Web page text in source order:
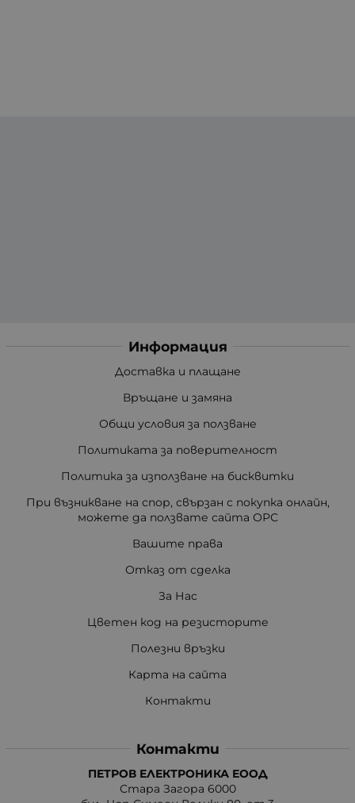
Информация
Доставка и плащане
Връщане и замяна
Общи условия за ползване
Политиката за поверителност
Политика за използване на бисквитки
При възникване на спор, свързан с покупка онлайн,
можете да ползвате сайта ОРС
Вашите права
Отказ от сделка
За Нас
Цветен код на резисторите
Полезни връзки
Карта на сайта
Контакти
Контакти
ПЕТРОВ ЕЛЕКТРОНИКА ЕООД
Стара Загора 6000